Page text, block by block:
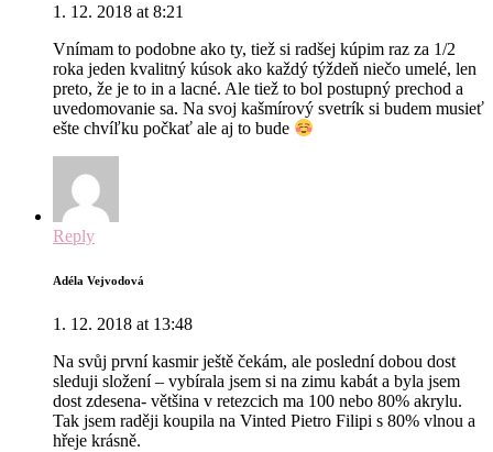
1. 12. 2018 at 8:21
Vnímam to podobne ako ty, tiež si radšej kúpim raz za 1/2
roka jeden kvalitný kúsok ako každý týždeň niečo umelé, len
preto, že je to in a lacné. Ale tiež to bol postupný prechod a
uvedomovanie sa. Na svoj kašmírový svetrík si budem musieť
ešte chvíľku počkať ale aj to bude
Reply
Adéla Vejvodová
1. 12. 2018 at 13:48
Na svůj první kasmir ještě čekám, ale poslední dobou dost
sleduji složení – vybírala jsem si na zimu kabát a byla jsem
dost zdesena- většina v retezcich ma 100 nebo 80% akrylu.
Tak jsem raději koupila na Vinted Pietro Filipi s 80% vlnou a
hřeje krásně.